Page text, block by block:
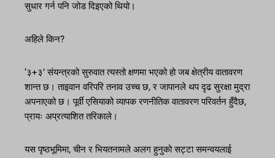
सुधार गर्न पनि जोड दिइएको थियो।
अहिले किन?
‘३+३’ संयन्त्रको सुरुवात त्यस्तो क्षणमा भएको हो जब क्षेत्रीय वातावरण
शान्त छ। ताइवान वरिपरि तनाव उच्च छ, र जापानले थप दृढ सुरक्षा मुद्रा
अपनाएको छ। पूर्वी एसियाको व्यापक रणनीतिक वातावरण परिवर्तन हुँदैछ,
प्रायः अप्रत्याशित तरिकाले।
यस पृष्ठभूमिमा, चीन र भियतनामले अलग हुनुको सट्टा समन्वयलाई